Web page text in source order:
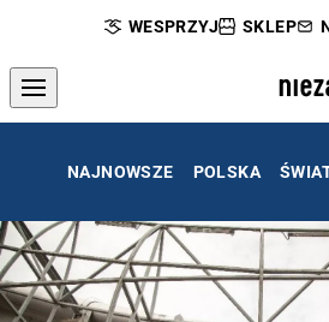
WESPRZYJ SKLEP
NAJNOWSZE POLSKA